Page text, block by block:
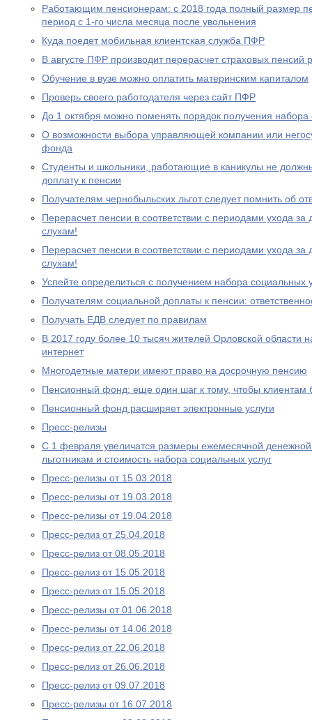
Работающим пенсионерам: с 2018 года полный размер
период с 1-го числа месяца после увольнения
Куда поедет мобильная клиентская служба ПФР
В августе ПФР производит перерасчет страховых
Обучение в вузе можно оплатить материнским капиталом
Проверь своего работодателя через сайт ПФР
До 1 октября можно поменять порядок получения набора
О возможности выбора управляющей компании или
фонда
Студенты и школьники, работающие в каникулы не
доплату к пенсии
Получателям чернобыльских льгот следует помнить об
Перерасчет пенсии в соответствии с периодами ухода за
слухам!
Перерасчет пенсии в соответствии с периодами ухода за
слухам!
Успейте определиться с получением набора социальных
Получателям социальной доплаты к пенсии:
Получать ЕДВ следует по правилам
В 2017 году более 10 тысяч жителей Орловской области
интернет
Многодетные матери имеют право на досрочную пенсию
Пенсионный фонд: еще один шаг к тому, чтобы клиентам
Пенсионный фонд расширяет электронные услуги
Пресс-релизы
С 1 февраля увеличатся размеры ежемесячной
льготникам и стоимость набора социальных услуг
Пресс-релизы от 15.03.2018
Пресс-релизы от 19.03.2018
Пресс-релизы от 19.04.2018
Пресс-релиз от 25.04.2018
Пресс-релиз от 08.05.2018
Пресс-релиз от 15.05.2018
Пресс-релиз от 15.05.2018
Пресс-релизы от 01.06.2018
Пресс-релизы от 14.06.2018
Пресс-релиз от 22.06.2018
Пресс-релиз от 26.06.2018
Пресс-релиз от 09.07.2018
Пресс-релизы от 16.07.2018